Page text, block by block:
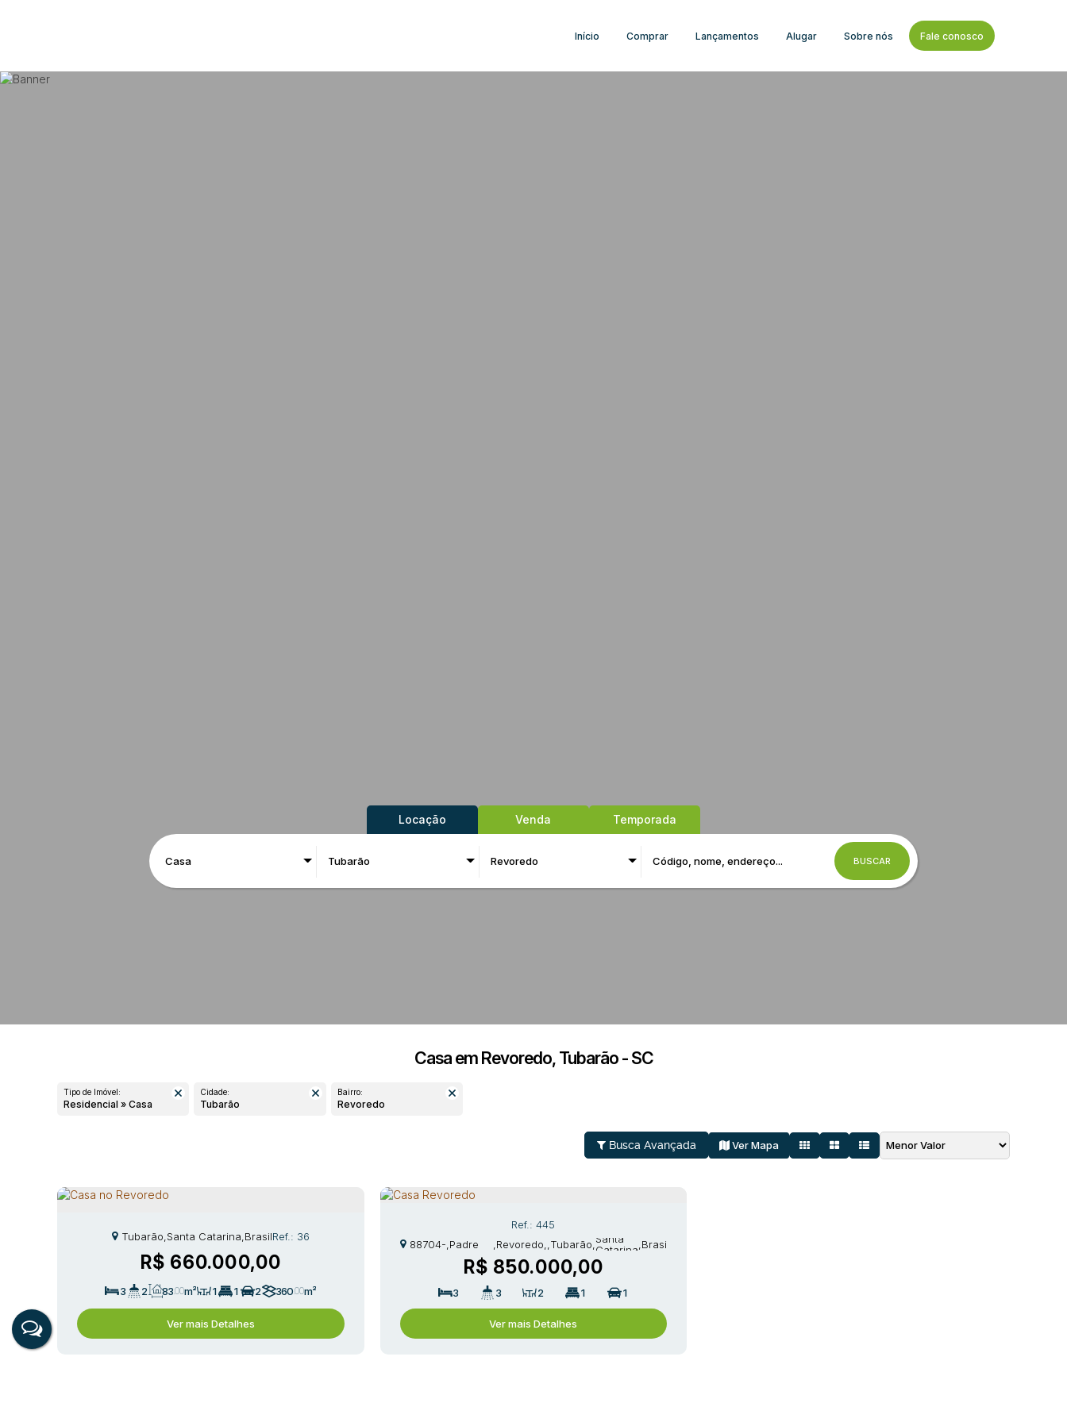
Sobre nós Fale conosco
Alugar
Lançamentos
Comprar
Início
Locação Venda Temporada
Casa Tubarão Revoredo BUSCAR
Casa em Revoredo, Tubarão - SC
Tipo de Imóvel:
Residencial » Casa
Cidade:
Tubarão
Bairro:
Revoredo
Busca Avançada Ver Mapa
R$ 660.000,00
36
Tubarão Santa Catarina Brasil
3 2 83.00m² 1 1 2 360.00m²
12.00m 30.00m
Ver mais Detalhes
R$ 850.000,00
445
88704- Padre
Nóbrega
Revoredo Tubarão Santa
Catarina Brasil
3 3 2 1 1
Ver mais Detalhes